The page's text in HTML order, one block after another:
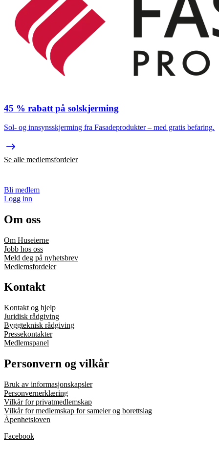
45 % rabatt på solskjerming
Sol- og innsynsskjerming fra Fasadeprodukter – med gratis befaring.
Se alle medlemsfordeler
Bli medlem
Logg inn
Om oss
Om Huseierne
Jobb hos oss
Meld deg på nyhetsbrev
Medlemsfordeler
Kontakt
Kontakt og hjelp
Juridisk rådgiving
Byggteknisk rådgiving
Pressekontakter
Medlemspanel
Personvern og vilkår
Bruk av informasjonskapsler
Personvernerklæring
Vilkår for privatmedlemskap
Vilkår for medlemskap for sameier og borettslag
Åpenhetsloven
Facebook